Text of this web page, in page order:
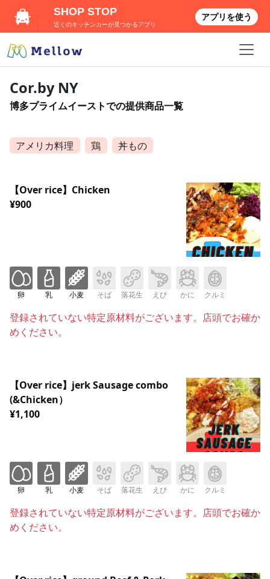
Cor.by NY
博多プライムイーストでの提供商品一覧
アメリカ料理 鶏 丼もの
【Over rice】Chicken
¥900
卵 乳 小麦 そば 落花生 えび かに クルミ
登録されていない特定原材料がございます。店頭でお確か
めください。
【Over rice】jerk Sausage combo
(&Chicken）
¥1,100
卵 乳 小麦 そば 落花生 えび かに クルミ
登録されていない特定原材料がございます。店頭でお確か
めください。
SHOP STOP
近くのキッチンカーが見つかるアプリ
アプリを使う